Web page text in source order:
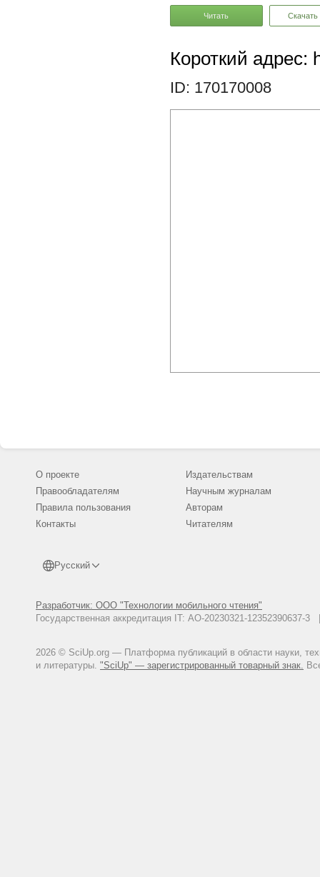
Читать Скачать
Короткий адрес:
ID: 170170008
О проекте
Правообладателям
Правила пользования
Контакты
Русский
Разработчик: ООО "Технологии мобильного чтения"
Государственная аккредитация IT: АО-20230321-
2026 © SciUp.org — Платформа публикаций в области науки,
и литературы. "SciUp" — зарегистрированный товарный знак.
Издательствам
Научным журналам
Авторам
Читателям